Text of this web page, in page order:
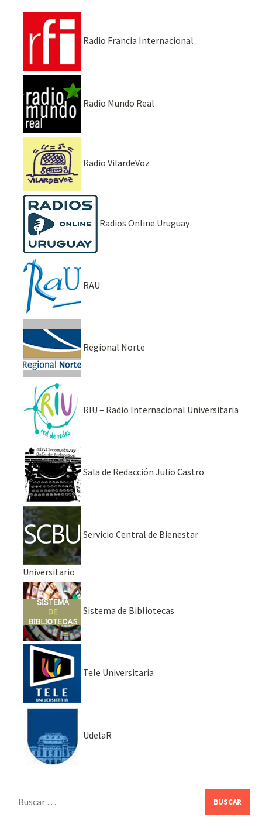
Radio Francia Internacional
Radio Mundo Real
Radio VilardeVoz
Radios Online Uruguay
RAU
Regional Norte
RIU – Radio Internacional Universitaria
Sala de Redacción Julio Castro
Servicio Central de Bienestar
Universitario
Sistema de Bibliotecas
Tele Universitaria
UdelaR